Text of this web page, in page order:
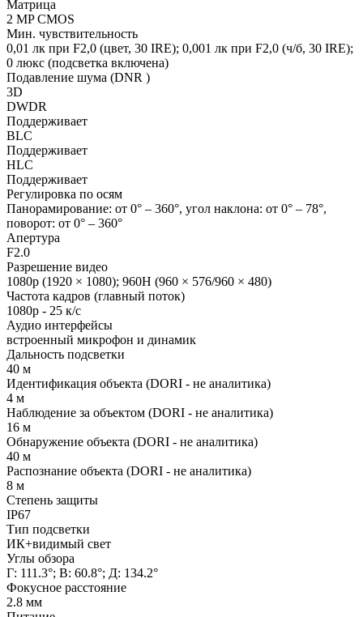
Матрица
2 MP CMOS
Мин. чувствительность
0,01 лк при F2,0 (цвет, 30 IRE); 0,001 лк при F2,0 (ч/б, 30 IRE);
0 люкс (подсветка включена)
Подавление шума (DNR )
3D
DWDR
Поддерживает
BLC
Поддерживает
HLC
Поддерживает
Регулировка по осям
Панорамирование: от 0° – 360°, угол наклона: от 0° – 78°,
поворот: от 0° – 360°
Апертура
F2.0
Разрешение видео
1080p (1920 × 1080); 960H (960 × 576/960 × 480)
Частота кадров (главный поток)
1080p - 25 к/с
Аудио интерфейсы
встроенный микрофон и динамик
Дальность подсветки
40 м
Идентификация объекта (DORI - не аналитика)
4 м
Наблюдение за объектом (DORI - не аналитика)
16 м
Обнаружение объекта (DORI - не аналитика)
40 м
Распознание объекта (DORI - не аналитика)
8 м
Степень защиты
IP67
Тип подсветки
ИК+видимый свет
Углы обзора
Г: 111.3°; В: 60.8°; Д: 134.2°
Фокусное расстояние
2.8 мм